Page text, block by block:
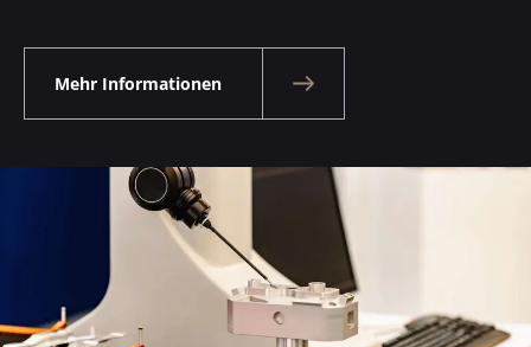
Mehr Informationen